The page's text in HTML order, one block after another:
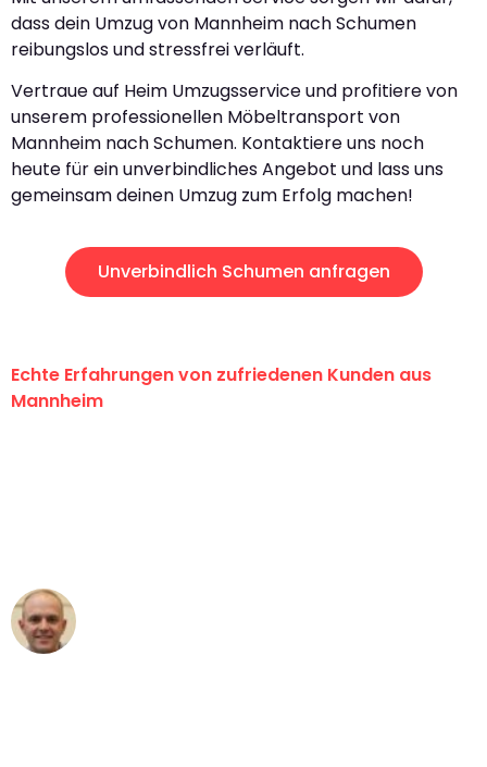
dass dein Umzug von Mannheim nach Schumen
reibungslos und stressfrei verläuft.
Vertraue auf Heim Umzugsservice und profitiere von
unserem professionellen Möbeltransport von
Mannheim nach Schumen. Kontaktiere uns noch
heute für ein unverbindliches Angebot und lass uns
gemeinsam deinen Umzug zum Erfolg machen!
Unverbindlich Schumen anfragen
Echte Erfahrungen von zufriedenen Kunden aus
Mannheim